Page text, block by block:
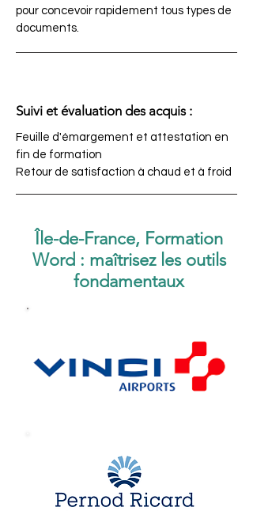
pour concevoir rapidement tous types de
documents.
Suivi et évaluation des acquis :
Feuille d'émargement et attestation en
fin de formation
Retour de satisfaction à chaud et à froid
Île-de-France, Formation
Word : maîtrisez les outils
fondamentaux